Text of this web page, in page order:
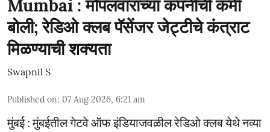
Mumbai : मोपलवारांच्या कंपनीची कमी
बोली; रेडिओ क्लब पॅसेंजर जेट्टीचे कंत्राट
मिळण्याची शक्यता
Swapnil S
Published on: 07 Aug 2026, 6:21 am
मुंबई : मुंबईतील गेटवे ऑफ इंडियाजवळील रेडिओ क्लब येथे नव्या